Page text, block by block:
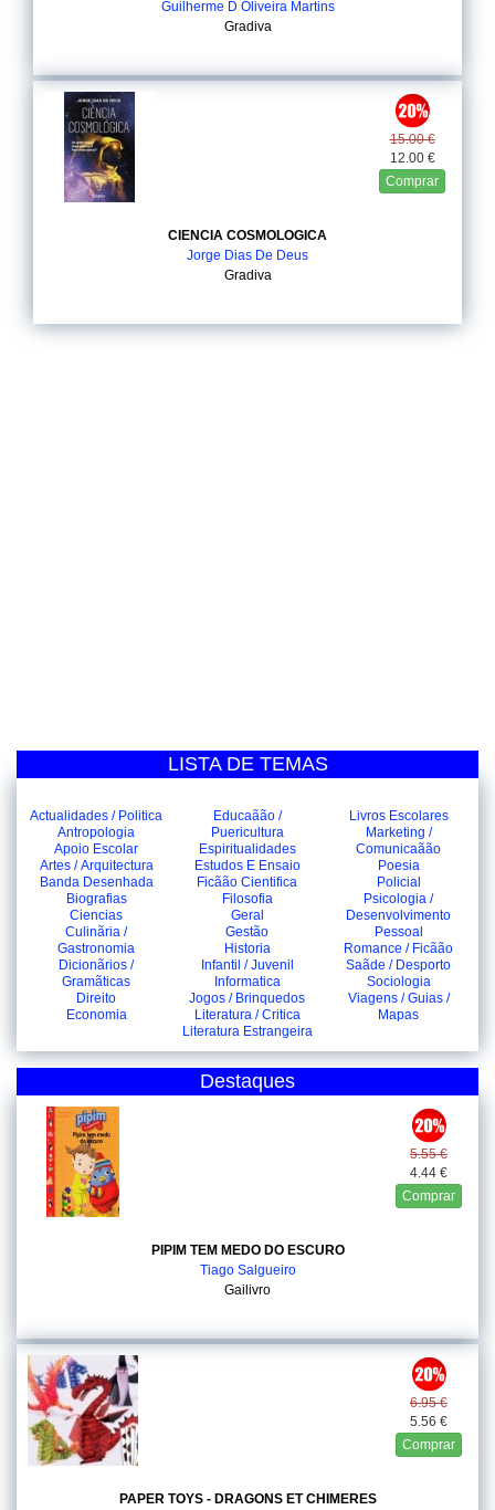
Guilherme D Oliveira Martins
Gradiva
15.00 €
12.00 €
Comprar
CIENCIA COSMOLOGICA
Jorge Dias De Deus
Gradiva
LISTA DE TEMAS
Actualidades / Politica
Antropologia
Apoio Escolar
Artes / Arquitectura
Banda Desenhada
Biografias
Ciencias
Culinãria /
Gastronomia
Dicionãrios /
Gramãticas
Direito
Economia
Educaãão /
Puericultura
Espiritualidades
Estudos E Ensaio
Ficãão Cientifica
Filosofia
Geral
Gestão
Historia
Infantil / Juvenil
Informatica
Jogos / Brinquedos
Literatura / Critica
Literatura Estrangeira
Livros Escolares
Marketing /
Comunicaãão
Poesia
Policial
Psicologia /
Desenvolvimento
Pessoal
Romance / Ficãão
Saãde / Desporto
Sociologia
Viagens / Guias /
Mapas
Destaques
5.55 €
4.44 €
Comprar
PIPIM TEM MEDO DO ESCURO
Tiago Salgueiro
Gailivro
6.95 €
5.56 €
Comprar
PAPER TOYS - DRAGONS ET CHIMERES